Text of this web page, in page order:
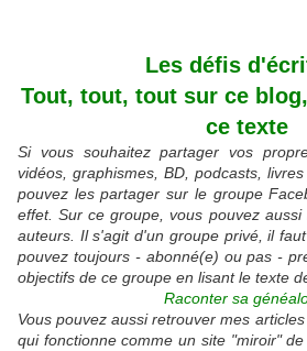
Les défis
Tout, tout, tout sur ce
ce texte
Si vous souhaitez partager vos
vidéos, graphismes, BD, podcasts,
pouvez les partager sur le groupe
effet. Sur ce groupe, vous pouvez
auteurs. Il s'agit d'un groupe privé, il
pouvez toujours - abonné(e) ou pas -
objectifs de ce groupe en lisant le texte
Raconter sa
Vous pouvez aussi retrouver mes
qui fonctionne comme un site "miroir"